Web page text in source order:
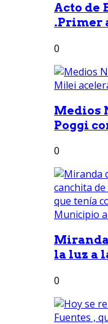
Acto de
.Primer
0
Medios
Poggi
0
la luz a
0